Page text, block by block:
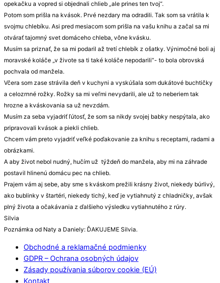
opekačku a vopred si objednali chlieb „ale prines ten tvoj“.
Potom som prišla na kvások. Prvé nezdary ma odradili. Tak som sa vrátila k
svojmu chlebíku. Asi pred mesiacom som prišla na vašu knihu a začal sa mi
otvárať tajomný svet domáceho chleba, vône kvásku.
Musím sa priznať, že sa mi podaril až tretí chlebík z ošatky. Výnimočné boli aj
moravské koláče „v živote sa ti také koláče nepodarili“- to bola obrovská
pochvala od manžela.
Včera som zase strávila deň v kuchyni a vyskúšala som dukátové buchtičky
a celozrnné rožky. Rožky sa mi veľmi nevydarili, ale už to neberiem tak
hrozne a kváskovania sa už nevzdám.
Musím za seba vyjadriť ľútosť, že som sa nikdy svojej babky nespýtala, ako
pripravovali kvások a piekli chlieb.
Chcem vám preto vyjadriť veľké poďakovanie za knihu s receptami, radami a
obrázkami.
A aby život nebol nudný, hučím už týždeň do manžela, aby mi na záhrade
postavil hlinenú domácu pec na chlieb.
Prajem vám aj sebe, aby sme s kváskom prežili krásny život, niekedy búrlivý,
ako bublinky v štartéri, niekedy tichý, keď je vytiahnutý z chladničky, avšak
plný života a očakávania z ďalšieho výsledku vytiahnutého z rúry.
Silvia
Poznámka od Naty a Daniely: ĎAKUJEME Silvia.
Obchodné a reklamačné podmienky
GDPR – Ochrana osobných údajov
Zásady používania súborov cookie (EÚ)